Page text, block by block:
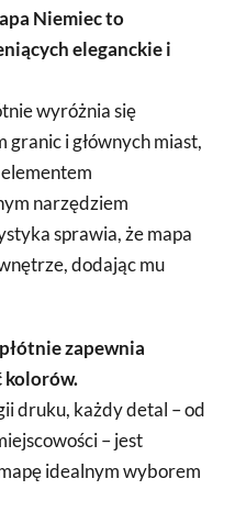
Niemiec to
eleganckie i
wyróżnia się
i głównych miast,
narzędziem
sprawia, że mapa
dodając mu
zapewnia
kolorów.
druku, każdy detal – od
– jest
idealnym wyborem